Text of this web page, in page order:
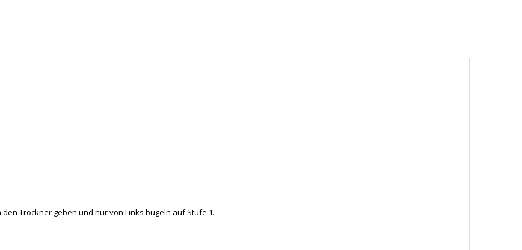
Trockner geben und nur von Links bügeln auf Stufe 1.